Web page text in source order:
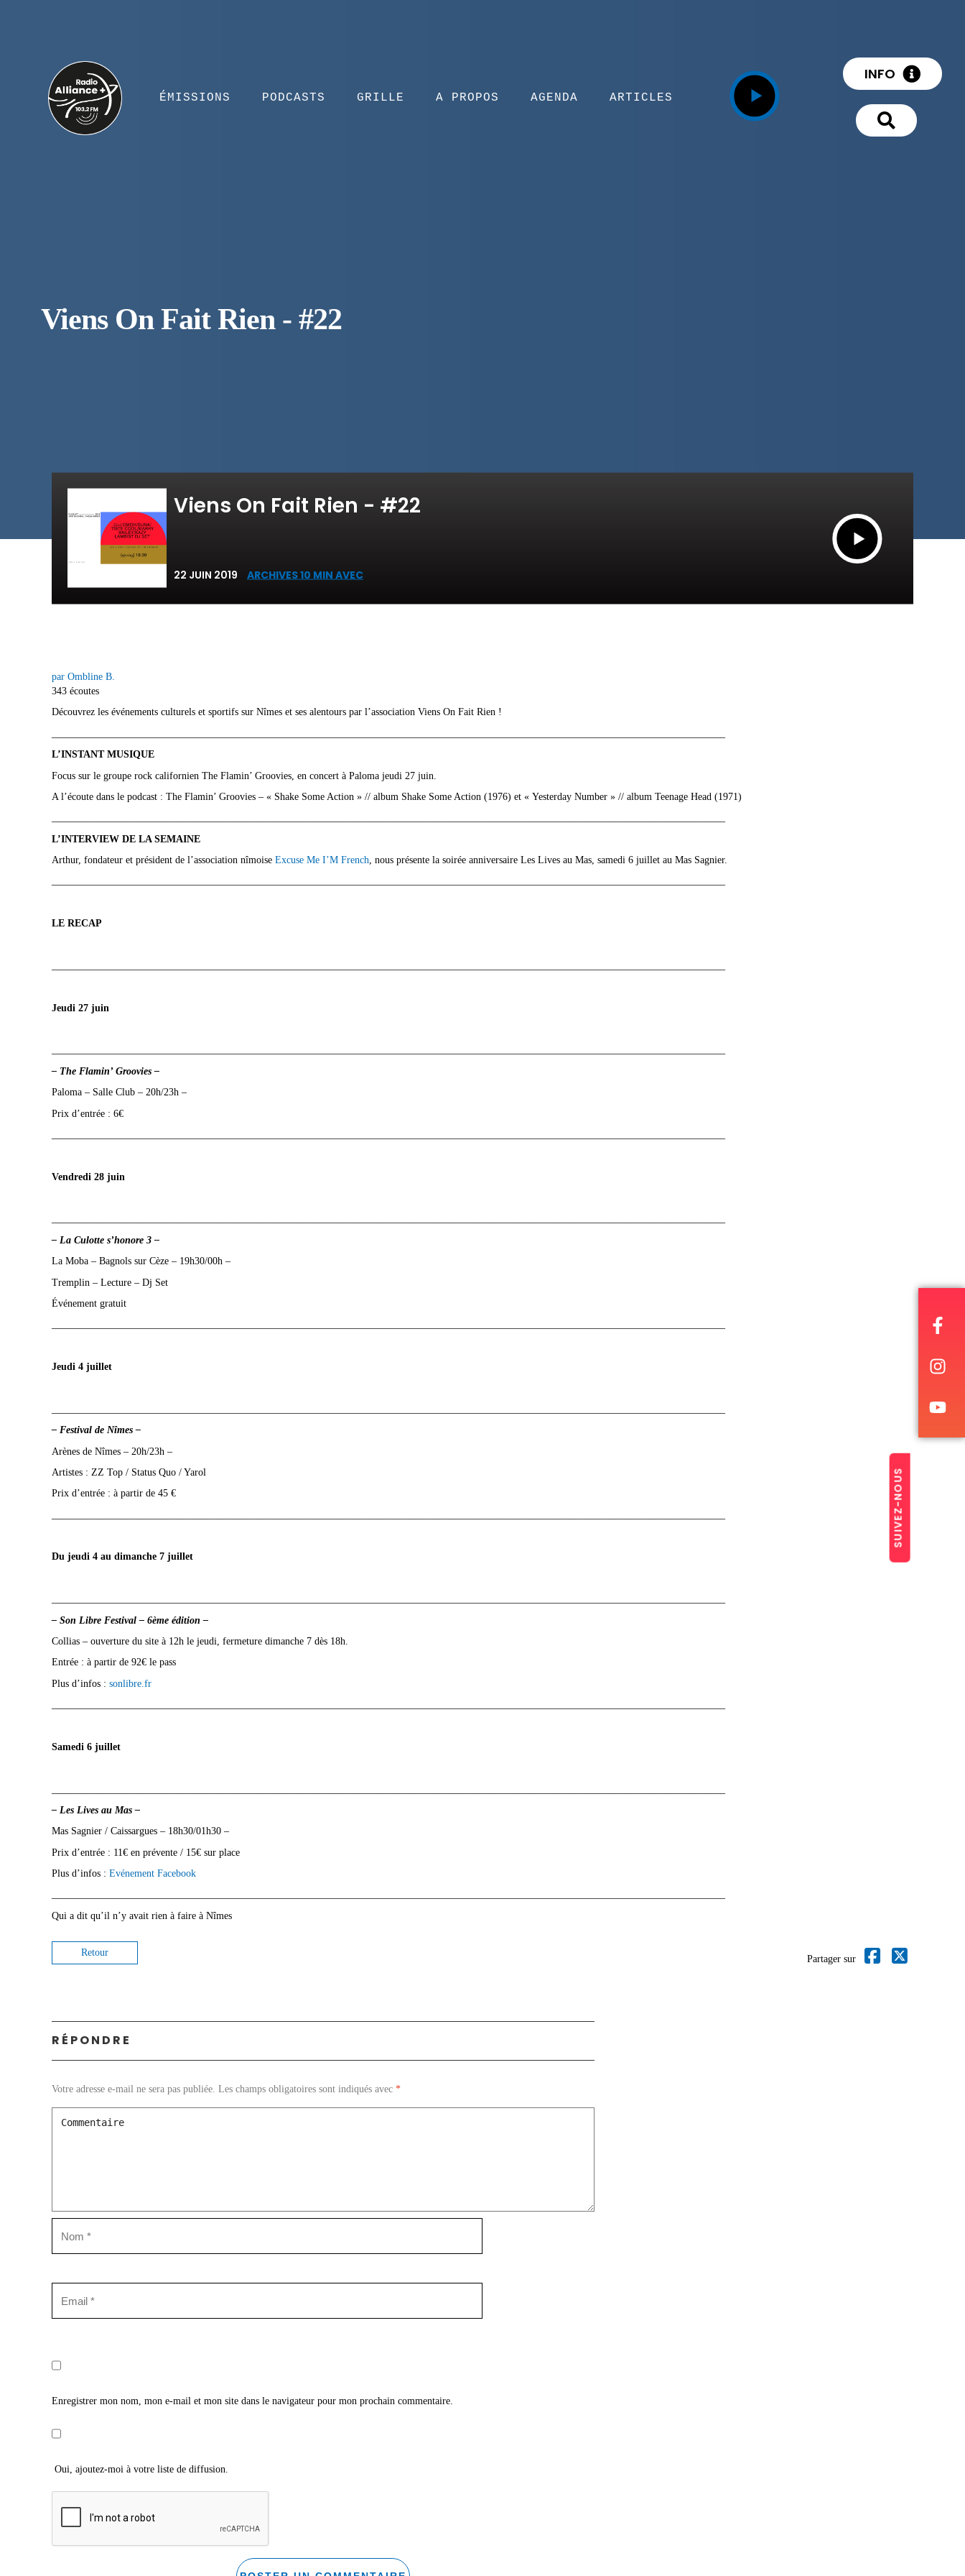
ÉMISSIONS PODCASTS GRILLE A PROPOS AGENDA ARTICLES
INFO
SUIVEZ-NOUS
Viens On Fait Rien - #22
Viens On Fait Rien - #22
22 JUIN 2019 ARCHIVES 10 MIN AVEC
par Ombline B.
343 écoutes
Découvrez les événements culturels et sportifs sur Nîmes et ses alentours par l’association Viens On Fait Rien !
L’INSTANT MUSIQUE
Focus sur le groupe rock californien The Flamin’ Groovies, en concert à Paloma jeudi 27 juin.
A l’écoute dans le podcast : The Flamin’ Groovies – « Shake Some Action » // album Shake Some Action (1976) et « Yesterday Number » // album Teenage Head (1971)
L’INTERVIEW DE LA SEMAINE
Arthur, fondateur et président de l’association nîmoise Excuse Me I’M French, nous présente la soirée anniversaire Les Lives au Mas, samedi 6 juillet au Mas Sagnier.
LE RECAP
Jeudi 27 juin
– The Flamin’ Groovies –
Paloma – Salle Club – 20h/23h –
Prix d’entrée : 6€
Vendredi 28 juin
– La Culotte s’honore 3 –
La Moba – Bagnols sur Cèze – 19h30/00h –
Tremplin – Lecture – Dj Set
Événement gratuit
Jeudi 4 juillet
– Festival de Nîmes –
Arènes de Nîmes – 20h/23h –
Artistes : ZZ Top / Status Quo / Yarol
Prix d’entrée : à partir de 45 €
Du jeudi 4 au dimanche 7 juillet
– Son Libre Festival – 6ème édition –
Collias – ouverture du site à 12h le jeudi, fermeture dimanche 7 dès 18h.
Entrée : à partir de 92€ le pass
Plus d’infos : sonlibre.fr
Samedi 6 juillet
– Les Lives au Mas –
Mas Sagnier / Caissargues – 18h30/01h30 –
Prix d’entrée : 11€ en prévente / 15€ sur place
Plus d’infos : Evénement Facebook
Qui a dit qu’il n’y avait rien à faire à Nîmes
Retour
Partager sur
RÉPONDRE
Votre adresse e-mail ne sera pas publiée. Les champs obligatoires sont indiqués avec *
Enregistrer mon nom, mon e-mail et mon site dans le navigateur pour mon prochain commentaire.
Oui, ajoutez-moi à votre liste de diffusion.